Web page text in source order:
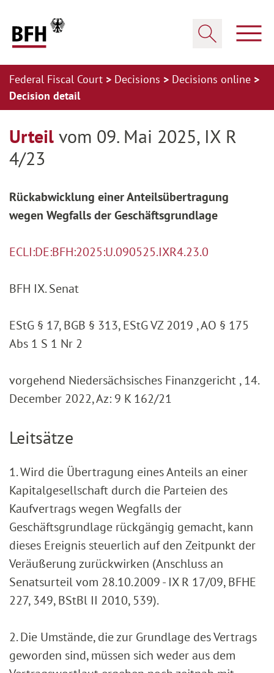
Federal Fiscal Court Decisions
Decisions online
Decision detail
Urteil vom 09. Mai 2025, IX R
4/23
Rückabwicklung einer Anteilsübertragung
wegen Wegfalls der Geschäftsgrundlage
ECLI:DE:BFH:2025:U.090525.IXR4.23.0
BFH IX. Senat
EStG § 17, BGB § 313, EStG VZ 2019 , AO § 175
Abs 1 S 1 Nr 2
vorgehend Niedersächsisches Finanzgericht , 14.
December 2022, Az: 9 K 162/21
Leitsätze
1. Wird die Übertragung eines Anteils an einer
Kapitalgesellschaft durch die Parteien des
Kaufvertrags wegen Wegfalls der
Geschäftsgrundlage rückgängig gemacht, kann
dieses Ereignis steuerlich auf den Zeitpunkt der
Veräußerung zurückwirken (Anschluss an
Senatsurteil vom 28.10.2009 - IX R 17/09, BFHE
227, 349, BStBl II 2010, 539).
2. Die Umstände, die zur Grundlage des Vertrags
geworden sind, müssen sich weder aus dem